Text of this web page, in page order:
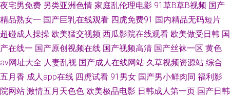
97综合激情 成人含羞草 国产免费日逼视频 日韩成人黄色免费 伊人操久久 91
视频cn 白丝美女爆乳视频 国产日逼免费视频 欧美老妇ⅹⅹⅹ 日韩亚洲成人电影
区二区免费日本 97资源亚洲 丁香午夜超碰 老湿福利社91 日韩操操网 亚洲黄
夜宅男免费 另类亚洲色情 家庭乱伦理电影 91草B草B视频 国产
精品熟女一 国产巨乳在线观看 四虎免费91 国内精品无码短片
超碰成人操操 欧美猛交视频 西瓜影院在线观看 欧美做受日韩 国
产在线一 国产原创视频在线 国产视频高清 国产丝袜一区 黄色
av网址大全 人妻乱视 国产成人在线网站 久草视频资源站 综合
五月香 成人app在线 四虎试看 91男女 国产男小鲜肉同 福利影
院网站 激情五月天色色 欧美极品电影 日韩成人第一页 国产日韩